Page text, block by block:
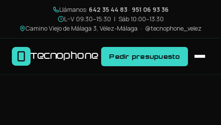
Llámanos: 642 35 44 83· 951 06 93 36
L–V 09:30–15:30 | Sáb 10:00–13:30
Camino Viejo de Málaga 3, Vélez-Málaga · @tecnophone_velez
Tecnophone Pedir presupuesto